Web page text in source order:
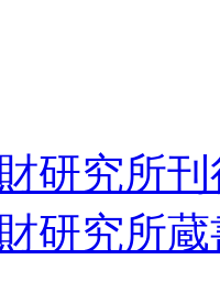
研究所
研究所